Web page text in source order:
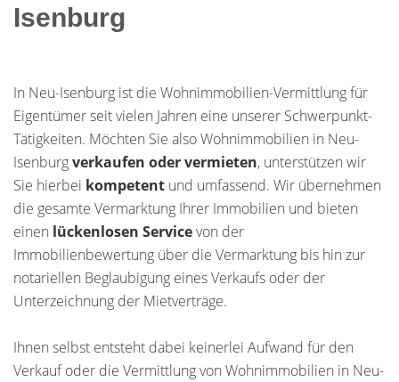
Isenburg
In Neu-Isenburg ist die Wohnimmobilien-Vermittlung für
Eigentümer seit vielen Jahren eine unserer Schwerpunkt-
Tätigkeiten. Möchten Sie also Wohnimmobilien in Neu-
Isenburgverkaufen oder vermieten, unterstützen wir
Sie hierbei kompetent und umfassend. Wir übernehmen
die gesamte Vermarktung Ihrer Immobilien und bieten
einen lückenlosen Servicevon der
Immobilienbewertung über die Vermarktung bis hin zur
notariellen Beglaubigung eines Verkaufs oder der
Unterzeichnung der Mietverträge.
Ihnen selbst entsteht dabei keinerlei Aufwand für den
Verkauf oder die Vermittlung von Wohnimmobilien in Neu-